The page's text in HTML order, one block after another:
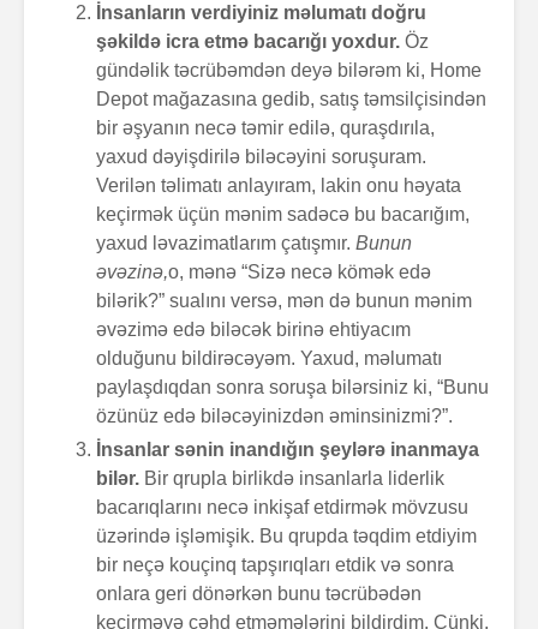
İnsanların verdiyiniz məlumatı doğru
şəkildə icra etmə bacarığı yoxdur. Öz
gündəlik təcrübəmdən deyə bilərəm ki, Home
Depot mağazasına gedib, satış təmsilçisindən
bir əşyanın necə təmir edilə, quraşdırıla,
yaxud dəyişdirilə biləcəyini soruşuram.
Verilən təlimatı anlayıram, lakin onu həyata
keçirmək üçün mənim sadəcə bu bacarığım,
yaxud ləvazimatlarım çatışmır. Bunun
əvəzinə,o, mənə “Sizə necə kömək edə
bilərik?” sualını versə, mən də bunun mənim
əvəzimə edə biləcək birinə ehtiyacım
olduğunu bildirəcəyəm. Yaxud, məlumatı
paylaşdıqdan sonra soruşa bilərsiniz ki, “Bunu
özünüz edə biləcəyinizdən əminsinizmi?”.
İnsanlar sənin inandığın şeylərə inanmaya
bilər. Bir qrupla birlikdə insanlarla liderlik
bacarıqlarını necə inkişaf etdirmək mövzusu
üzərində işləmişik. Bu qrupda təqdim etdiyim
bir neçə kouçinq tapşırıqları etdik və sonra
onlara geri dönərkən bunu təcrübədən
keçirməyə cəhd etməmələrini bildirdim. Çünki,